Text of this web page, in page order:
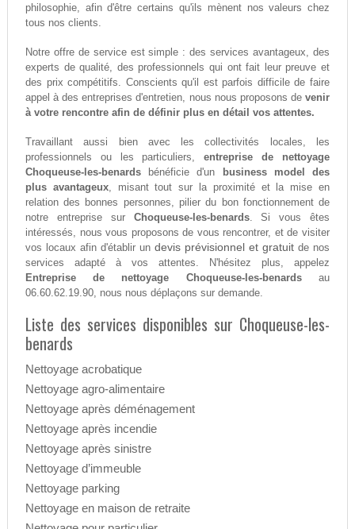
philosophie, afin d'être certains qu'ils mènent nos valeurs chez
tous nos clients.
Notre offre de service est simple : des services avantageux, des
experts de qualité, des professionnels qui ont fait leur preuve et
des prix compétitifs. Conscients qu'il est parfois difficile de faire
appel à des entreprises d'entretien, nous nous proposons devenir
à votre rencontre afin de définir plus en détail vos attentes.
Travaillant aussi bien avec les collectivités locales, les
professionnels ou les particuliers,entreprise de nettoyage
Choqueuse-les-benardsbénéficie d'un
business model des
plus avantageux, misant tout sur la proximité et la mise en
relation des bonnes personnes, pilier du bon fonctionnement de
notre entreprise sur Choqueuse-les-benards. Si vous êtes
intéressés, nous vous proposons de vous rencontrer, et de visiter
vos locaux afin d'établir un devis prévisionnel et gratuit de nos
services adapté à vos attentes. N'hésitez plus, appelez
Entreprise de nettoyage Choqueuse-les-benardsau
06.60.62.19.90, nous nous déplaçons sur demande.
Liste des services disponibles sur Choqueuse-les-
benards
Nettoyage acrobatique
Nettoyage agro-alimentaire
Nettoyage après déménagement
Nettoyage après incendie
Nettoyage après sinistre
Nettoyage d’immeuble
Nettoyage parking
Nettoyage en maison de retraite